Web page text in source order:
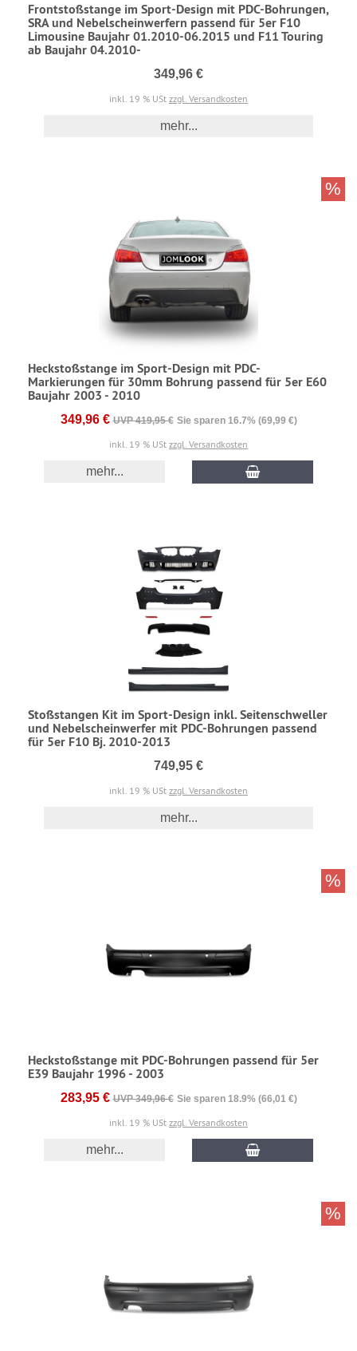
Frontstoßstange im Sport-Design mit PDC-Bohrungen,
SRA und Nebelscheinwerfern passend für 5er F10
Limousine Baujahr 01.2010-06.2015 und F11 Touring
ab Baujahr 04.2010-
349,96 €
inkl. 19 % USt zzgl. Versandkosten
mehr...
Heckstoßstange im Sport-Design mit PDC-
Markierungen für 30mm Bohrung passend für 5er E60
Baujahr 2003 - 2010
349,96 € UVP 419,95 € Sie sparen 16.7% (69,99 €)
inkl. 19 % USt zzgl. Versandkosten
mehr...
%
Stoßstangen Kit im Sport-Design inkl. Seitenschweller
und Nebelscheinwerfer mit PDC-Bohrungen passend
für 5er F10 Bj. 2010-2013
749,95 €
inkl. 19 % USt zzgl. Versandkosten
mehr...
Heckstoßstange mit PDC-Bohrungen passend für 5er
E39 Baujahr 1996 - 2003
283,95 € UVP 349,96 € Sie sparen 18.9% (66,01 €)
inkl. 19 % USt zzgl. Versandkosten
mehr...
%
%